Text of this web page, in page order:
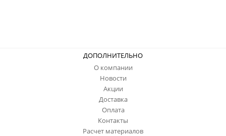
ДОПОЛНИТЕЛЬНО
О компании
Новости
Акции
Доставка
Оплата
Контакты
Расчет материалов